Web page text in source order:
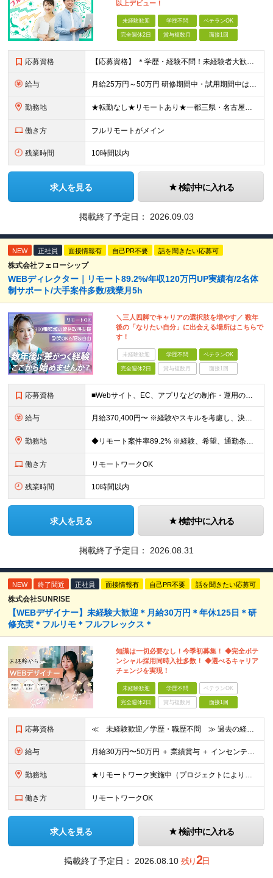
以上デビュー！
未経験歓迎 学歴不問 ベテランOK
完全週休2日 賞与複数月 面接1回
応募資格 【応募資格】 ＊学歴・経験不問！未経験者大歓迎＊ ◆未経験からWebクリエイターとして働いてみたい方 ◆第二新卒・ブランクのある方も大歓迎！ ★学歴・知識・経験は一切問いません！ ★面接は「ポート
給与 月給25万円～50万円 研修期間中・試用期間中は給与が異なります。 >>研修期間中（入社6ヶ月後）の給与 一律：月給21万円～50万円 >>試用期間中（6ヶ月）の給与 関東：月給21万円～ 関西
勤務地 ★転勤なし★リモートあり★一都三県・名古屋・関西・九州 ◎案件によって ┗完全在宅勤務（フルリモート）も可能！ ┗希望に応じて幅広い働き方やプランが選べます！ ◆本社または一都三県 （東京都・
働き方 フルリモートがメイン
残業時間 10時間以内
求人を見る 検討中に入れる
掲載終了予定日： 2026.09.03
NEW 正社員 面接情報有 自己PR不要 話を聞きたい応募可
株式会社フェローシップ
WEBディレクター｜リモート89.2%/年収120万円UP実績有/2名体
制サポート/大手案件多数/残業月5h
＼三人四脚でキャリアの選択肢を増やす／ 数年
後の「なりたい自分」に出会える場所はこちらで
す！
未経験歓迎 学歴不問 ベテランOK
完全週休2日 賞与複数月 面接1回
応募資格 ■Webサイト、EC、アプリなどの制作・運用のディレクションに関わった実務経験をお持ちの方（目安1年以上） ◆HTML、CSS、JavaScriptに関する基礎知識 ■学歴不問 Webディレクターの
給与 月給370,400円〜 ※経験やスキルを考慮し、決定いたします ※上記金額には固定残業代（30時間分/70,400円～）を含みます。超過分は別途全額支給いたします ※試用期間6カ月あり（期間中の給与・
勤務地 ◆リモート案件率89.2% ※経験、希望、通勤条件、案件状況を踏まえて配属先を決定します ※転居を伴う転勤はありません 一都三県のクライアント先＋在宅勤務（案件により異なります） 【本社】東京都千代
働き方 リモートワークOK
残業時間 10時間以内
求人を見る 検討中に入れる
掲載終了予定日： 2026.08.31
NEW 終了間近 正社員 面接情報有 自己PR不要 話を聞きたい応募可
株式会社SUNRISE
【WEBデザイナー】未経験大歓迎＊月給30万円＊年休125日＊研
修充実＊フルリモ＊フルフレックス＊
知識は一切必要なし！今季初募集！ ◆完全ポテ
ンシャル採用同時入社多数！ ◆選べるキャリア
チェンジを実現！
未経験歓迎 学歴不問 ベテランOK
完全週休2日 賞与複数月 面接1回
応募資格 ≪ 未経験歓迎／学歴・職歴不問 ≫ 過去の経歴は一切不問。 「いままで」よりも「これから」を 重視した採用を行っています！ ▼▼こんな想いがある方大歓迎▼▼ ・WEBデザインに興味がある！ ・WEB
給与 ⽉給30万円〜50万円 ＋ 業績賞与 ＋ インセンティブ賞与 経験者：35万円～ ※IT新人時25万円〜 ※経験・スキルを考慮の上、決定します。 ※経験者は別途優遇！ ★試⽤期間：3ヶ⽉ ★学
勤務地 ★リモートワーク実施中（プロジェクトによりフルリモートもあり） ★配属先は希望を最⼤限考慮
働き方 リモートワークOK
求人を見る 検討中に入れる
掲載終了予定日： 2026.08.10 残り2日